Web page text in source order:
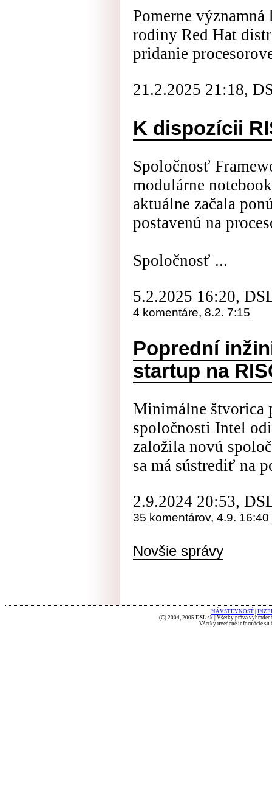
Pomerne
rodiny Red Hat
pridanie
21.2.2025 21:18,
K dispozícii
Spoločnosť
modulárne
aktuálne začala
postavenú na
Spoločnosť ...
5.2.2025 16:20,
4 komentáre, 8.2. 7:15
Poprední
startup na
Minimálne štvorica
spoločnosti Intel
založila novú
sa má sústrediť na
2.9.2024 20:53,
35 komentárov, 4.9. 16:40
Novšie správy
NÁVŠTEVNOSŤ
(C) 2004, 2005 DSL.sk | Všetky práva
Všetky uvedené informácie sú